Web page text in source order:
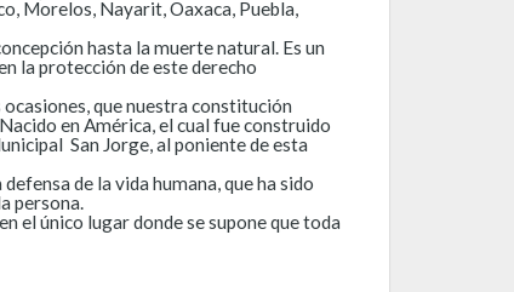
Morelos, Nayarit, Oaxaca, Puebla,
hasta la muerte natural. Es un
la protección de este derecho
que nuestra constitución
en América, el cual fue construido
San Jorge, al poniente de esta
de la vida humana, que ha sido
persona.
el único lugar donde se supone que toda